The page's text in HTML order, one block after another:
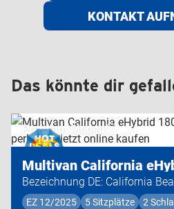
KONTAKT
Das könnte dir
Premium Modell
Multivan California
Bezeichnung DE: California
EZ 12/2025 5 Sitzplätze
2